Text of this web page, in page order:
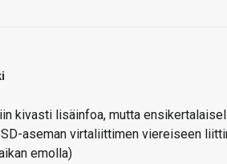
kivasti lisäinfoa, mutta
aseman virtaliittimen viereiseen
emolla)